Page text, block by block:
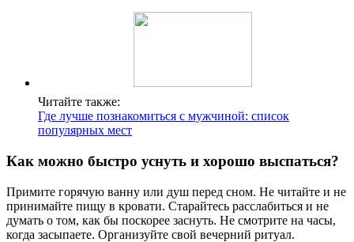
Читайте также:
Где лучше познакомиться с мужчиной: список
популярных мест
Как можно быстро уснуть и хорошо выспаться?
Примите горячую ванну или душ перед сном. Не читайте и не
принимайте пищу в кровати. Старайтесь расслабиться и не
думать о том, как бы поскорее заснуть. Не смотрите на часы,
когда засыпаете. Организуйте свой вечерний ритуал.